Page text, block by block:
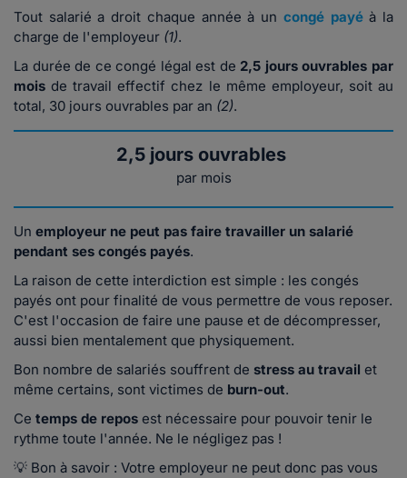
Tout salarié a droit chaque année à un congé payéà la
charge de l'employeur (1).
La durée de ce congé légal est de 2,5 jours ouvrables par
mois de travail effectif chez le même employeur, soit au
total, 30 jours ouvrables par an (2).
2,5 jours ouvrables
par mois
Un employeur ne peut pas faire travailler un salarié
pendant ses congés payés.
La raison de cette interdiction est simple : les congés
payés ont pour finalité de vous permettre de vous reposer.
C'est l'occasion de faire une pause et de décompresser,
aussi bien mentalement que physiquement.
Bon nombre de salariés souffrent de stress au travail et
même certains, sont victimes de burn-out.
Ce temps de repos est nécessaire pour pouvoir tenir le
rythme toute l'année. Ne le négligez pas !
💡 Bon à savoir : Votre employeur ne peut donc pas vous